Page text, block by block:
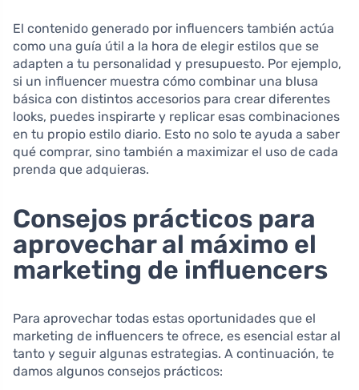
El contenido generado por influencers también actúa
como una guía útil a la hora de elegir estilos que se
adapten a tu personalidad y presupuesto. Por ejemplo,
si un influencer muestra cómo combinar una blusa
básica con distintos accesorios para crear diferentes
looks, puedes inspirarte y replicar esas combinaciones
en tu propio estilo diario. Esto no solo te ayuda a saber
qué comprar, sino también a maximizar el uso de cada
prenda que adquieras.
Consejos prácticos para
aprovechar al máximo el
marketing de influencers
Para aprovechar todas estas oportunidades que el
marketing de influencers te ofrece, es esencial estar al
tanto y seguir algunas estrategias. A continuación, te
damos algunos consejos prácticos: